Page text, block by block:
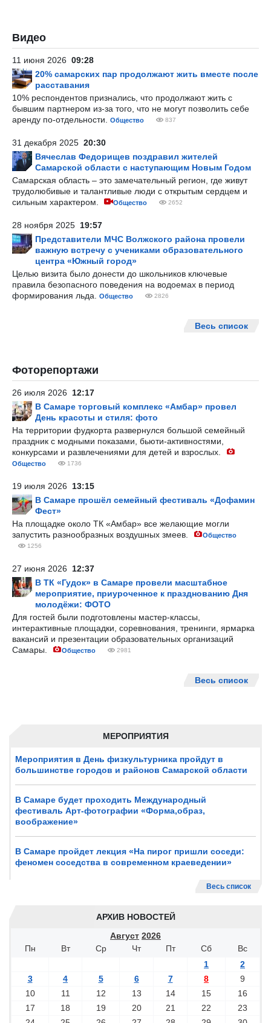
МЕРОПРИЯТИЯ
Мероприятия в День физкультурника пройдут в
большинстве городов и районов Самарской области
В Самаре будет проходить Международный
фестиваль Арт-фотографии «Форма,образ,
воображение»
В Самаре пройдет лекция «На пирог пришли соседи:
феномен соседства в современном краеведении»
Весь список
АРХИВ НОВОСТЕЙ
Август 2026
Пн
Вт Ср Чт Пт Сб
Вс
1
2
3
4 5 6 7 8
9
10
11 12 13 14 15
16
17
18 19 20 21 22
23
Видео
11 июня 2026 09:28
20% самарских пар продолжают жить вместе после
расставания
10% респондентов признались, что продолжают жить с
бывшим партнером из-за того, что не могут позволить себе
аренду по-отдельности.
Общество 837
31 декабря 2025 20:30
Вячеслав Федорищев поздравил жителей
Самарской области с наступающим Новым Годом
Самарская область – это замечательный регион, где живут
трудолюбивые и талантливые люди с открытым сердцем и
сильным характером.
Общество 2652
28 ноября 2025 19:57
Представители МЧС Волжского района провели
важную встречу с учениками образовательного
центра «Южный город»
Целью визита было донести до школьников ключевые
правила безопасного поведения на водоемах в период
формирования льда.
Общество 2826
Весь список
Фоторепортажи
26 июля 2026 12:17
В Самаре торговый комплекс «Амбар» провел
День красоты и стиля: фото
На территории фудкорта развернулся большой семейный
праздник с модными показами, бьюти-активностями,
конкурсами и развлечениями для детей и взрослых.
Общество 1736
19 июля 2026 13:15
В Самаре прошёл семейный фестиваль «Дофамин
Фест»
На площадке около ТК «Амбар» все желающие могли
запустить разнообразных воздушных змеев.
Общество
1256
27 июня 2026 12:37
В ТК «Гудок» в Самаре провели масштабное
мероприятие, приуроченное к празднованию Дня
молодёжи: ФОТО
Для гостей были подготовлены мастер-классы,
интерактивные площадки, соревнования, тренинги, ярмарка
вакансий и презентации образовательных организаций
Самары.
Общество 2981
Весь список